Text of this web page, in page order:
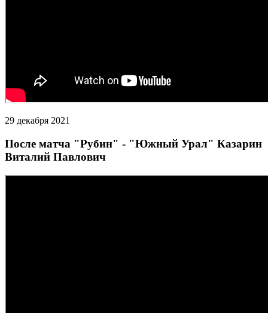
29 декабря 2021
После матча "Рубин" - "Южный Урал" Казарин
Виталий Павлович